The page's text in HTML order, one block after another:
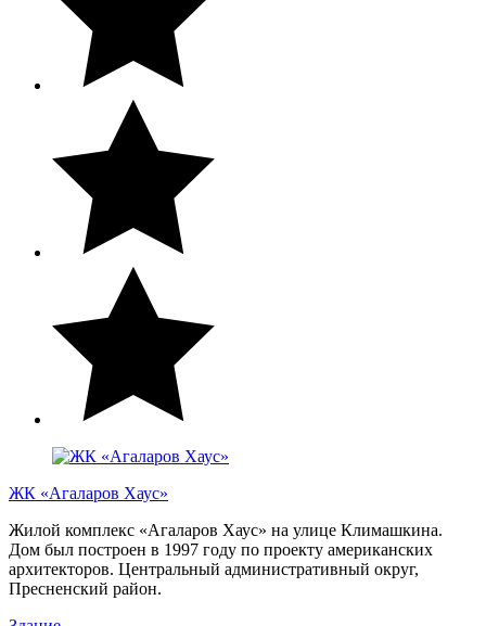
ЖК «Агаларов Хаус»
Жилой комплекс «Агаларов Хаус» на улице Климашкина.
Дом был построен в 1997 году по проекту американских
архитекторов. Центральный административный округ,
Пресненский район.